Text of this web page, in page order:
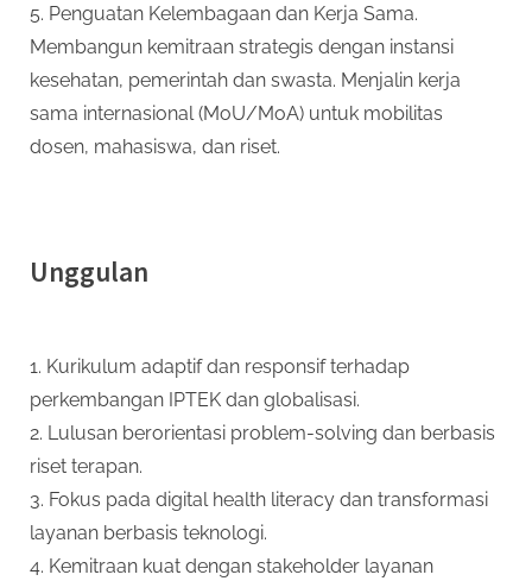
5. Penguatan Kelembagaan dan Kerja Sama.
Membangun kemitraan strategis dengan instansi
kesehatan, pemerintah dan swasta. Menjalin kerja
sama internasional (MoU/MoA) untuk mobilitas
dosen, mahasiswa, dan riset.
Unggulan
1. Kurikulum adaptif dan responsif terhadap
perkembangan IPTEK dan globalisasi.
2. Lulusan berorientasi problem-solving dan berbasis
riset terapan.
3. Fokus pada digital health literacy dan transformasi
layanan berbasis teknologi.
4. Kemitraan kuat dengan stakeholder layanan